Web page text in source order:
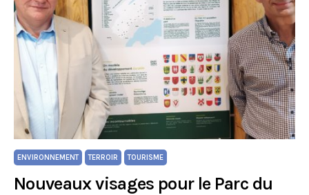
ENVIRONNEMENT TERROIR TOURISME
Nouveaux visages pour le Parc du